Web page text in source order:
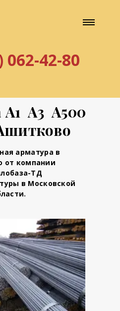
062-42-80
А1 А3 А500
арматура в
от компании
ТД
в Московской